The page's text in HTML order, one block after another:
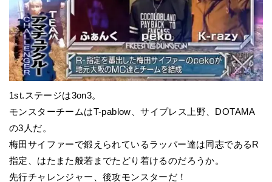
1st.ステージは3on3。
モンスターチームはT-pablow、サイプレス上野、DOTAMA
の3人だ。
梅田サイファーで鍛えられているラッパー達は同志であるR
指定、はたまた般若までたどり着けるのだろうか。
先行チャレンジャー、後攻モンスターだ！